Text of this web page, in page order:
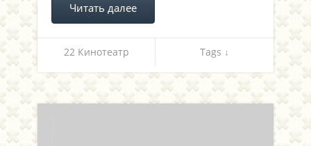
Читать далее
22 Кинотеатр Tags ↓